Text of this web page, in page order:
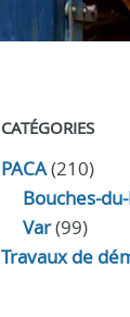
CATÉGORIES
PACA(210)
Bouches-
Var(99)
Travaux de